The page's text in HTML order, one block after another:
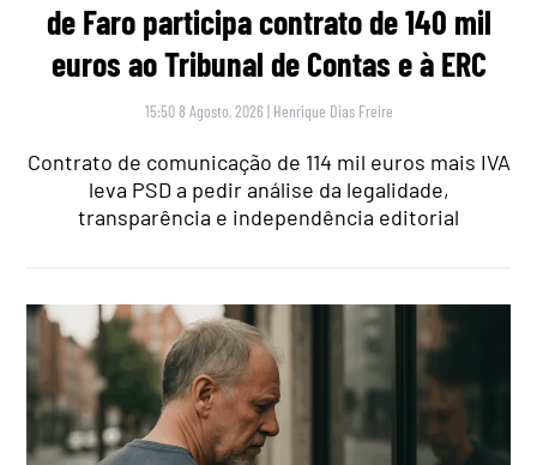
de Faro participa contrato de 140 mil
euros ao Tribunal de Contas e à ERC
15:50 8 Agosto, 2026 | Henrique Dias Freire
Contrato de comunicação de 114 mil euros mais IVA
leva PSD a pedir análise da legalidade,
transparência e independência editorial